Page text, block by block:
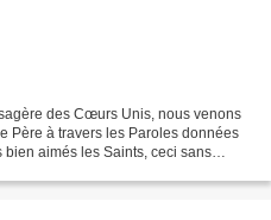
des Cœurs Unis, nous venons
Père à travers les Paroles données
aimés les Saints, ceci sans